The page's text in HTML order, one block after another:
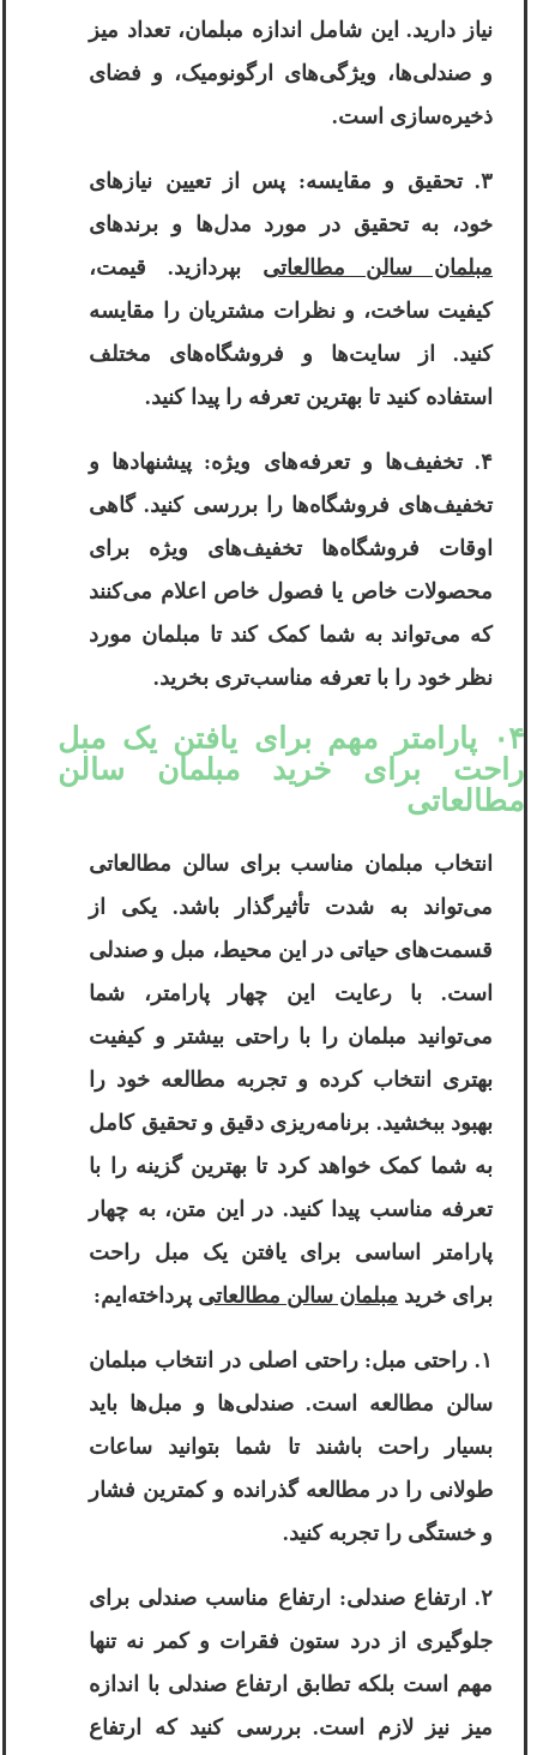
نیاز دارید. این شامل اندازه مبلمان، تعداد میز
و صندلی‌ها، ویژگی‌های ارگونومیک، و فضای
ذخیره‌سازی است.
۳. تحقیق و مقایسه: پس از تعیین نیازهای
خود، به تحقیق در مورد مدل‌ها و برندهای
مبلمان سالن مطالعاتی بپردازید. قیمت،
کیفیت ساخت، و نظرات مشتریان را مقایسه
کنید. از سایت‌ها و فروشگاه‌های مختلف
استفاده کنید تا بهترین تعرفه را پیدا کنید.
۴. تخفیف‌ها و تعرفه‌های ویژه: پیشنهادها و
تخفیف‌های فروشگاه‌ها را بررسی کنید. گاهی
اوقات فروشگاه‌ها تخفیف‌های ویژه برای
محصولات خاص یا فصول خاص اعلام می‌کنند
که می‌تواند به شما کمک کند تا مبلمان مورد
نظر خود را با تعرفه مناسب‌تری بخرید.
۰۴ پارامتر مهم برای یافتن یک مبل
راحت برای خرید مبلمان سالن
مطالعاتی
انتخاب مبلمان مناسب برای سالن مطالعاتی
می‌تواند به شدت تأثیرگذار باشد. یکی از
قسمت‌های حیاتی در این محیط، مبل و صندلی
است. با رعایت این چهار پارامتر، شما
می‌توانید مبلمان را با راحتی بیشتر و کیفیت
بهتری انتخاب کرده و تجربه مطالعه خود را
بهبود ببخشید. برنامه‌ریزی دقیق و تحقیق کامل
به شما کمک خواهد کرد تا بهترین گزینه را با
تعرفه مناسب پیدا کنید. در این متن، به چهار
پارامتر اساسی برای یافتن یک مبل راحت
برای خرید مبلمان سالن مطالعاتی پرداخته‌ایم:
۱. راحتی مبل: راحتی اصلی در انتخاب مبلمان
سالن مطالعه است. صندلی‌ها و مبل‌ها باید
بسیار راحت باشند تا شما بتوانید ساعات
طولانی را در مطالعه گذرانده و کمترین فشار
و خستگی را تجربه کنید.
۲. ارتفاع صندلی: ارتفاع مناسب صندلی برای
جلوگیری از درد ستون فقرات و کمر نه تنها
مهم است بلکه تطابق ارتفاع صندلی با اندازه
میز نیز لازم است. بررسی کنید که ارتفاع